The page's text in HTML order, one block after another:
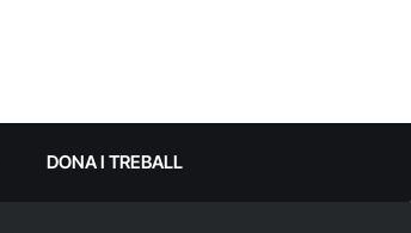
DONA I TREBALL